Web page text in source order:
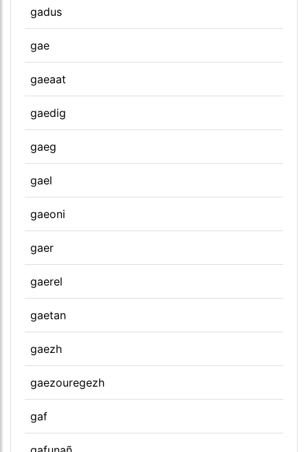
gadus
gae
gaeaat
gaedig
gaeg
gael
gaeoni
gaer
gaerel
gaetan
gaezh
gaezouregezh
gaf